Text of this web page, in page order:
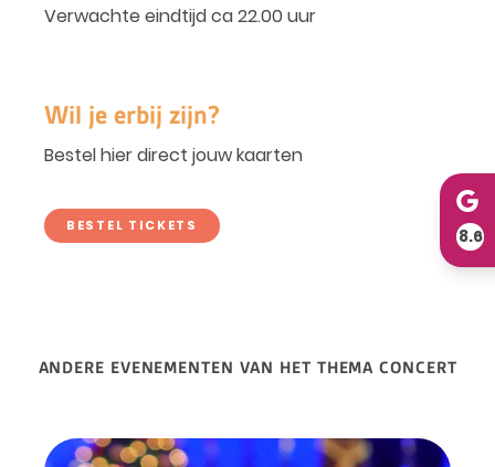
Verwachte eindtijd ca 22.00 uur
Wil je erbij zijn?
Bestel hier direct jouw kaarten
BESTEL TICKETS
ANDERE EVENEMENTEN VAN HET THEMA CONCERT
8.6